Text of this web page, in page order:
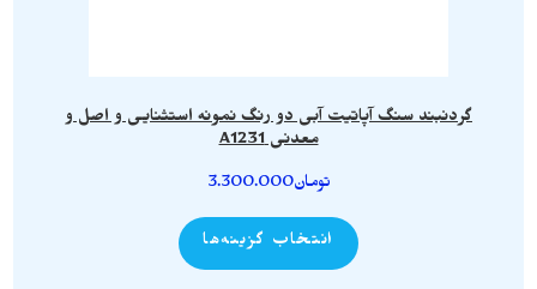
گردنبند سنگ آپاتیت آبی دو رنگ نمونه استثنایی و اصل و
معدنی A1231
تومان3.300.000
انتخاب گزینه‌ها